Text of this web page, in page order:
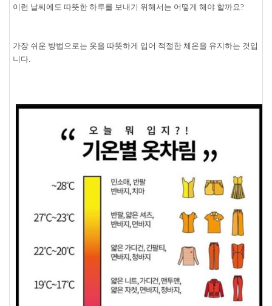
이런 날씨에도 따뜻한 하루를 보내기 위해서는 어떻게 해야 할까요?
가장 쉬운 방법으로는 옷을 따뜻하게 입어 적절한 체온을 유지하는 것입
니다.